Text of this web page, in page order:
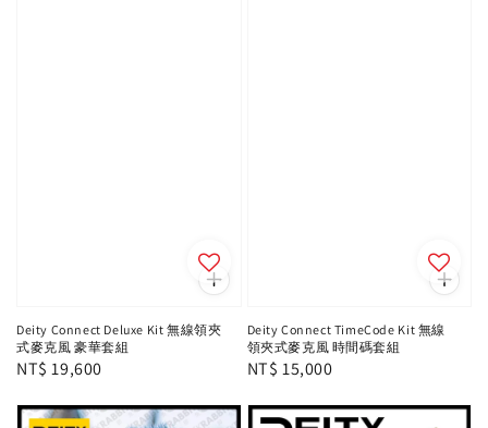
Deity Connect Deluxe Kit 無線領夾
式麥克風 豪華套組
Regular
NT$ 19,600
Deity Connect TimeCode Kit 無線
領夾式麥克風 時間碼套組
Regular
NT$ 15,000